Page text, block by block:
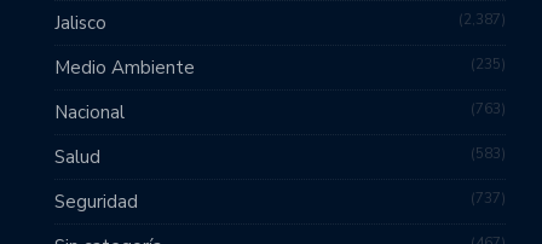
Jalisco 2,387
Medio Ambiente 235
Nacional 763
Salud 583
Seguridad 737